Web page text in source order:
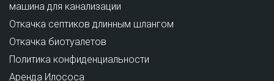
машина для канализации
Откачка септиков длинным шлангом
Откачка биотуалетов
Политика конфиденциальности
Аренда Илососа